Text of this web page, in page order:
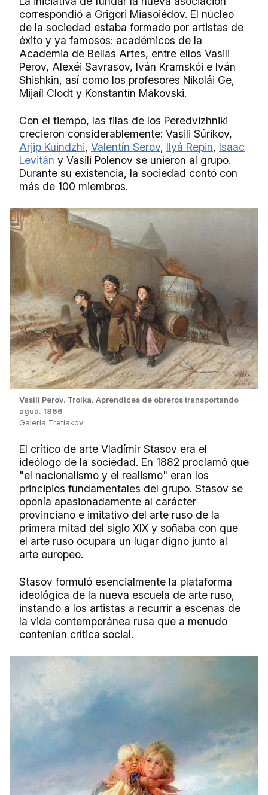
correspondió a Grigori Miasoiédov. El núcleo
de la sociedad estaba formado por artistas de
éxito y ya famosos: académicos de la
Academia de Bellas Artes, entre ellos Vasili
Perov, Alexéi Savrasov, Iván Kramskói e Iván
Shishkin, así como los profesores Nikolái Ge,
Mijaíl Clodt y Konstantín Mákovski.
Con el tiempo, las filas de los Peredvizhniki
crecieron considerablemente: Vasili Súrikov,
Arjip Kuindzhi, Valentín Serov, Ilyá Repin, Isaac
Levitán y Vasili Polenov se unieron al grupo.
Durante su existencia, la sociedad contó con
más de 100 miembros.
Vasili Perov. Troika. Aprendices de obreros transportando
agua. 1866
Galería Tretiakov
El crítico de arte Vladímir Stasov era el
ideólogo de la sociedad. En 1882 proclamó que
"el nacionalismo y el realismo" eran los
principios fundamentales del grupo. Stasov se
oponía apasionadamente al carácter
provinciano e imitativo del arte ruso de la
primera mitad del siglo XIX y soñaba con que
el arte ruso ocupara un lugar digno junto al
arte europeo.
Stasov formuló esencialmente la plataforma
ideológica de la nueva escuela de arte ruso,
instando a los artistas a recurrir a escenas de
la vida contemporánea rusa que a menudo
contenían crítica social.